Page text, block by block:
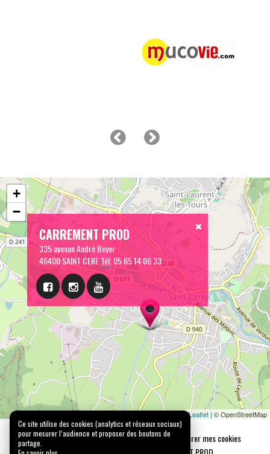
CARREMENT PROD
335 avenue André Boyer
46400 SAINT CERETél:05 65 14 06 33
+
−
Leaflet | © OpenStreetMap
Mentions légales Confidentialité
Gérer mes cookies
Tous droits réservés © 2026 |
Ce site utilise des cookies (analytics et réseaux sociaux)
pour mesurer l’audience et proposer des boutons de
partage.